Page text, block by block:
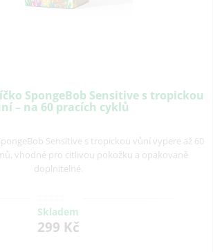
SpongeBob Sensitive s tropickou
– na 60 pracích cyklů
Sensitive s tropickou vůní vypere až 60
vhodné pro citlivou pokožku a opakovaně
doplnitelné.
Skladem
299 Kč